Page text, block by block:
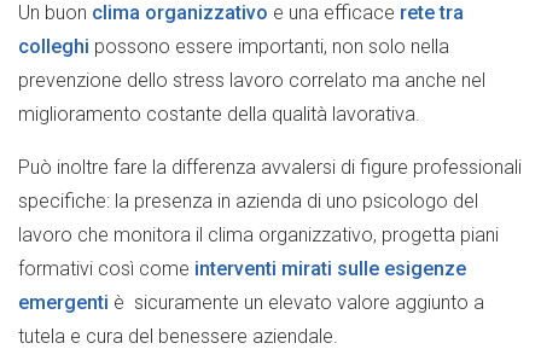
Un buon clima organizzativo e una efficace rete tra
colleghi possono essere importanti, non solo nella
prevenzione dello stress lavoro correlato ma anche nel
miglioramento costante della qualità lavorativa.
Può inoltre fare la differenza avvalersi di figure professionali
specifiche: la presenza in azienda di uno psicologo del
lavoro che monitora il clima organizzativo, progetta piani
formativi così come interventi mirati sulle esigenze
emergenti è sicuramente un elevato valore aggiunto a
tutela e cura del benessere aziendale.